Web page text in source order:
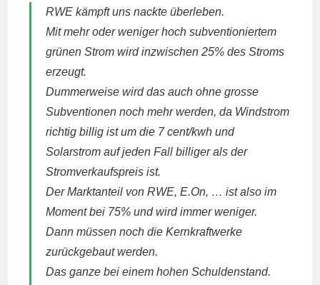
RWE kämpft uns nackte überleben.
Mit mehr oder weniger hoch subventioniertem
grünen Strom wird inzwischen 25% des Stroms
erzeugt.
Dummerweise wird das auch ohne grosse
Subventionen noch mehr werden, da Windstrom
richtig billig ist um die 7 cent/kwh und
Solarstrom auf jeden Fall billiger als der
Stromverkaufspreis ist.
Der Marktanteil vonRWE, E.On, … ist also im
Moment bei 75% und wird immer weniger.
Dann müssen noch die Kernkraftwerke
zurückgebaut werden.
Das ganze bei einem hohen Schuldenstand.